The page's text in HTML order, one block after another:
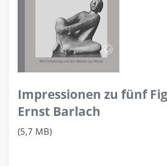
Impressionen zu fünf
Ernst Barlach
(5,7 MB)